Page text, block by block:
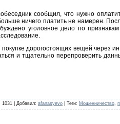
сообщил, что нужно
ничего платить не намерен.
уголовное дело по
дорогостоящих вещей через
и тщательно перепроверить
1031 | Добавил: afanasyevo Теги: Мошенничество,